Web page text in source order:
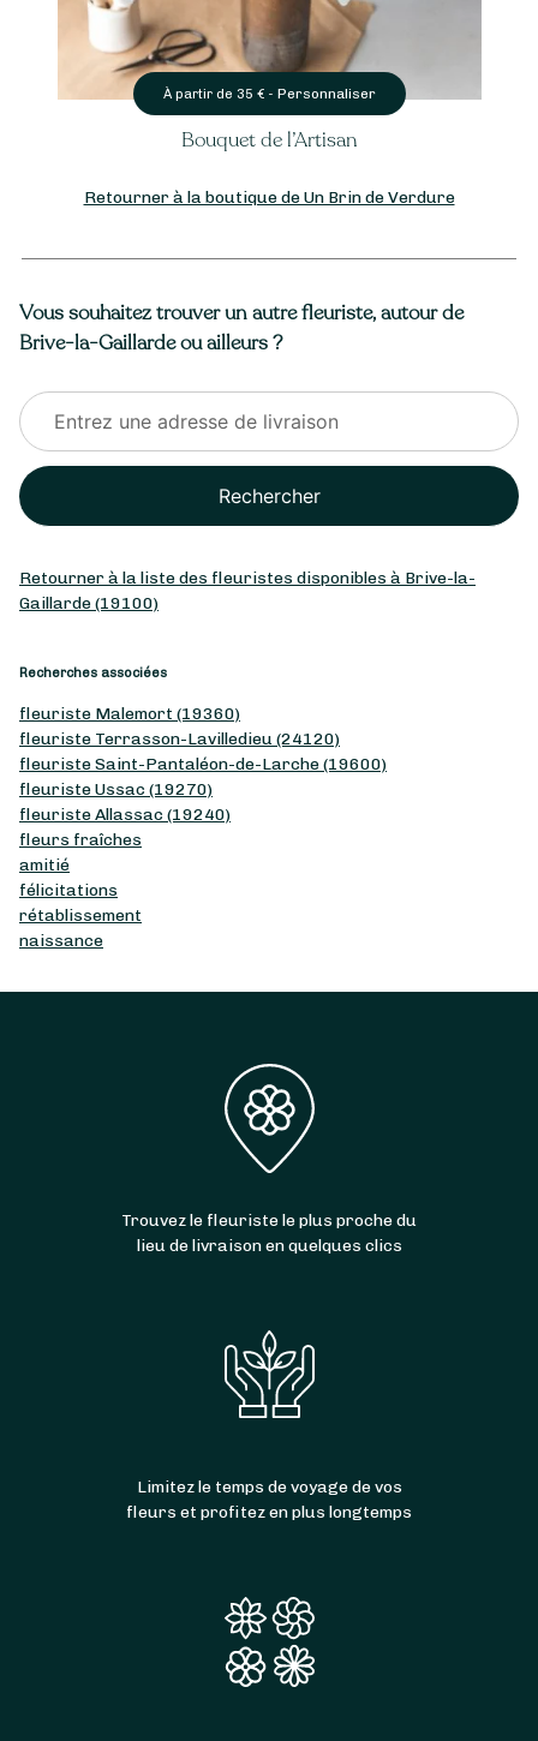
À partir de 35 € - Personnaliser
Bouquet de l’Artisan
Retourner à la boutique de Un Brin de Verdure
Vous souhaitez trouver un autre fleuriste, autour de
Brive-la-Gaillarde ou ailleurs ?
Rechercher
Retourner à la liste des fleuristes disponibles à Brive-la-
Gaillarde (19100)
Recherches associées
fleuriste Malemort (19360)
fleuriste Terrasson-Lavilledieu (24120)
fleuriste Saint-Pantaléon-de-Larche (19600)
fleuriste Ussac (19270)
fleuriste Allassac (19240)
fleurs fraîches
amitié
félicitations
rétablissement
naissance
Trouvez le fleuriste le plus proche du
lieu de livraison en quelques clics
Limitez le temps de voyage de vos
fleurs et profitez en plus longtemps